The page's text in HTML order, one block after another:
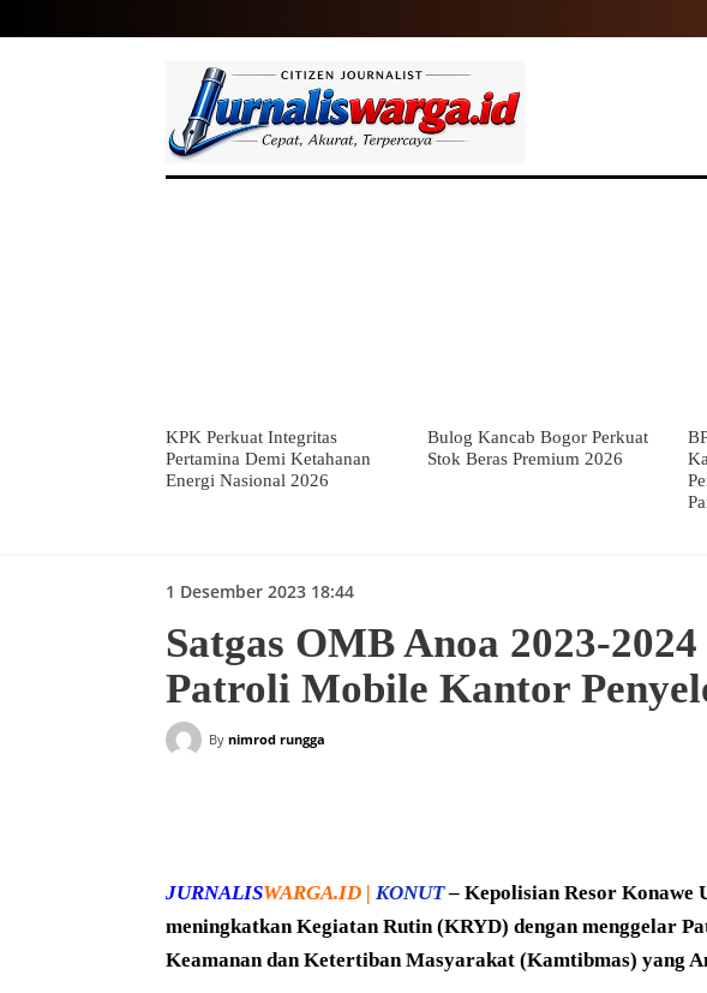
KPK Perkuat Integritas
Pertamina Demi Ketahanan
Energi Nasional 2026
Bulog Kancab Bogor Perkuat
Stok Beras Premium 2026
1 Desember 2023 18:44
Satgas OMB Anoa 2023-
Patroli Mobile Kantor
By nimrod rungga
JURNALISWARGA.ID | KONUT – Kepolisian Resor Konawe
meningkatkan Kegiatan Rutin (KRYD) dengan menggelar
Keamanan dan Ketertiban Masyarakat (Kamtibmas) yang